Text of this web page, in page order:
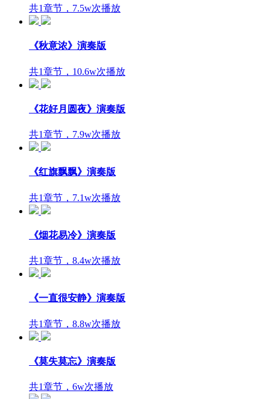
共1章节，7.5w次播放
《秋意浓》演奏版
共1章节，10.6w次播放
《花好月圆夜》演奏版
共1章节，7.9w次播放
《红旗飘飘》演奏版
共1章节，7.1w次播放
《烟花易冷》演奏版
共1章节，8.4w次播放
《一直很安静》演奏版
共1章节，8.8w次播放
《莫失莫忘》演奏版
共1章节，6w次播放